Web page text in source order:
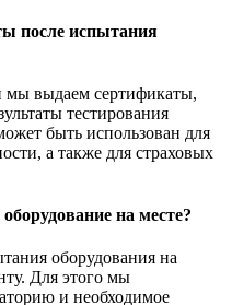
после испытания
мы выдаем сертификаты,
тестирования
быть использован для
а также для страховых
на месте?
оборудования на
Для этого мы
и необходимое